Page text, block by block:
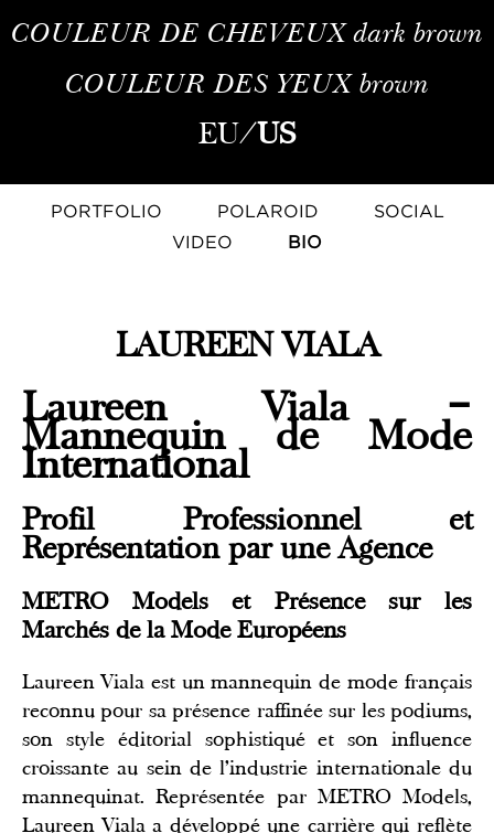
COULEUR DE CHEVEUXdark brown
COULEUR DES YEUXbrown
EU/US
PORTFOLIO POLAROID
SOCIAL
VIDEO
BIO
LAUREEN VIALA
Laureen Viala –
Mannequin de Mode
International
Profil Professionnel et
Représentation par une Agence
METRO Models et Présence sur les
Marchés de la Mode Européens
Laureen Viala est un mannequin de mode français
reconnu pour sa présence raffinée sur les podiums,
son style éditorial sophistiqué et son influence
croissante au sein de l'industrie internationale du
mannequinat. Représentée par METRO Models,
Laureen Viala a développé une carrière qui reflète